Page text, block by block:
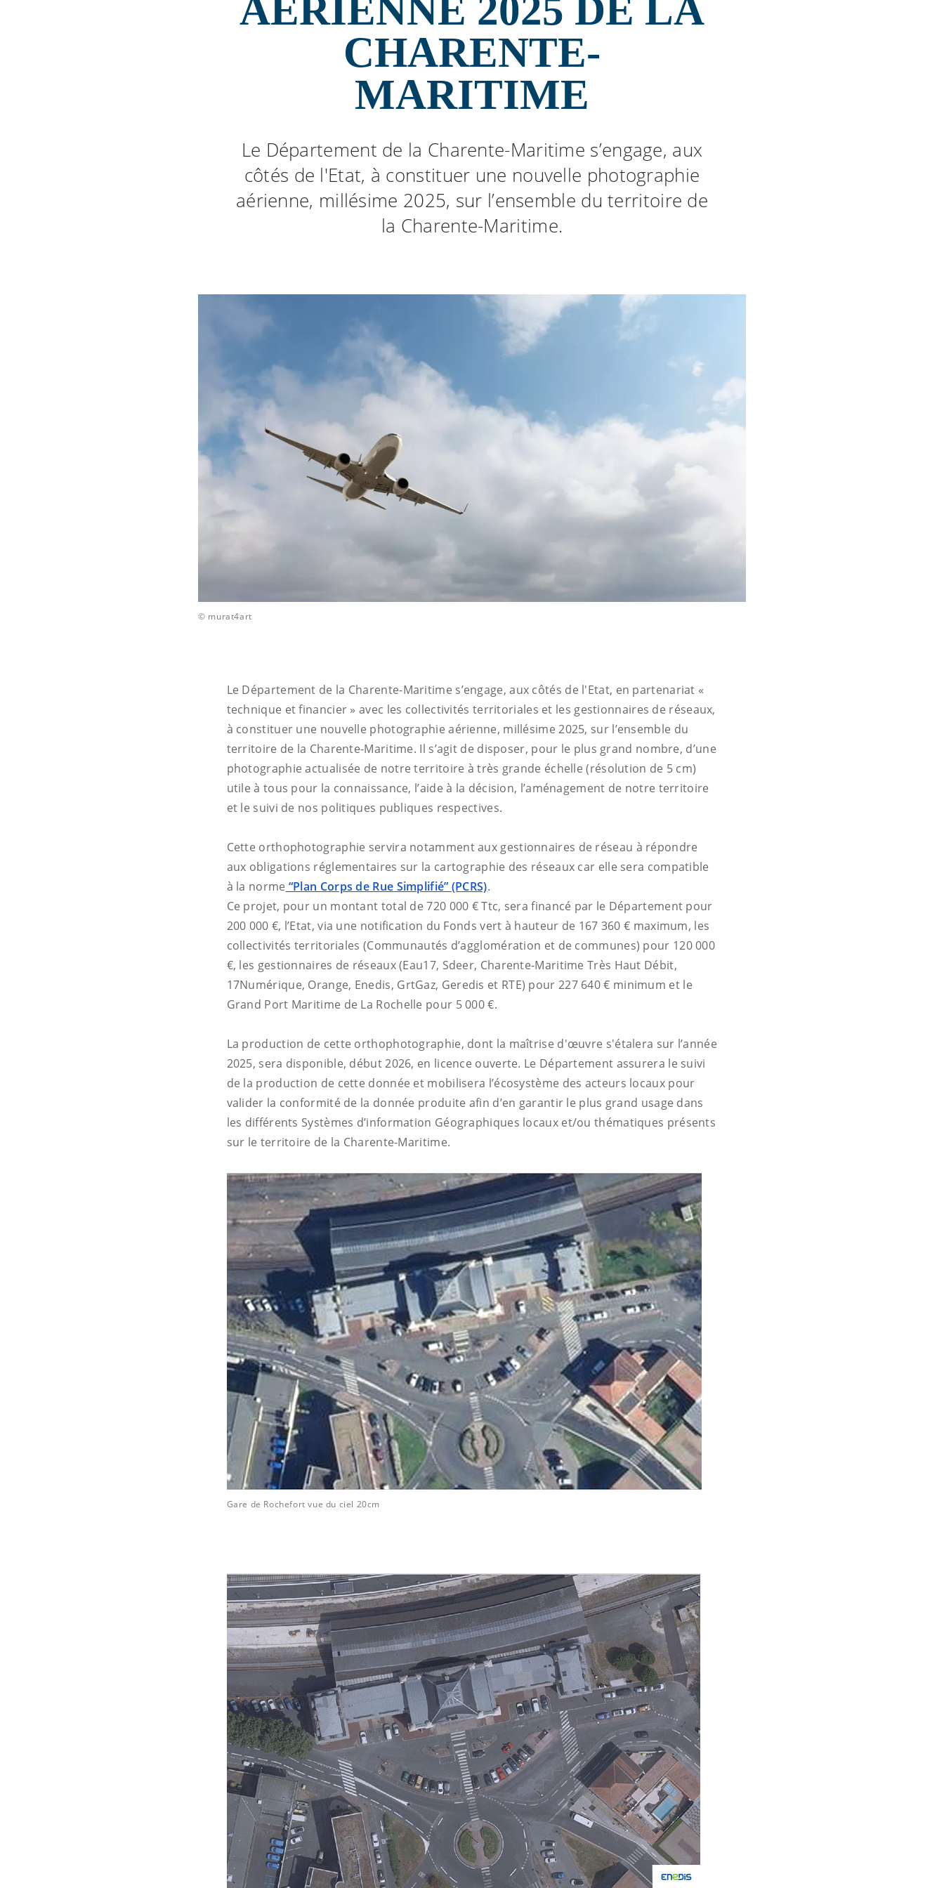
AÉRIENNE 2025 DE LA
CHARENTE-
MARITIME
Le Département de la Charente-Maritime s’engage, aux
côtés de l'Etat, à constituer une nouvelle photographie
aérienne, millésime 2025, sur l’ensemble du territoire de
la Charente-Maritime.
© murat4art
Le Département de la Charente-Maritime s’engage, aux côtés de l'Etat, en partenariat «
technique et financier » avec les collectivités territoriales et les gestionnaires de réseaux,
à constituer une nouvelle photographie aérienne, millésime 2025, sur l’ensemble du
territoire de la Charente-Maritime. Il s’agit de disposer, pour le plus grand nombre, d’une
photographie actualisée de notre territoire à très grande échelle (résolution de 5 cm)
utile à tous pour la connaissance, l’aide à la décision, l’aménagement de notre territoire
et le suivi de nos politiques publiques respectives.
Cette orthophotographie servira notamment aux gestionnaires de réseau à répondre
aux obligations réglementaires sur la cartographie des réseaux car elle sera compatible
à la norme “Plan Corps de Rue Simplifié” (PCRS).
Ce projet, pour un montant total de 720 000 € Ttc, sera financé par le Département pour
200 000 €, l’Etat, via une notification du Fonds vert à hauteur de 167 360 € maximum, les
collectivités territoriales (Communautés d’agglomération et de communes) pour 120 000
€, les gestionnaires de réseaux (Eau17, Sdeer, Charente-Maritime Très Haut Débit,
17Numérique, Orange, Enedis, GrtGaz, Geredis et RTE) pour 227 640 € minimum et le
Grand Port Maritime de La Rochelle pour 5 000 €.
La production de cette orthophotographie, dont la maîtrise d'œuvre s'étalera sur l’année
2025, sera disponible, début 2026, en licence ouverte. Le Département assurera le suivi
de la production de cette donnée et mobilisera l’écosystème des acteurs locaux pour
valider la conformité de la donnée produite afin d’en garantir le plus grand usage dans
les différents Systèmes d’information Géographiques locaux et/ou thématiques présents
sur le territoire de la Charente-Maritime.
Gare de Rochefort vue du ciel 20cm